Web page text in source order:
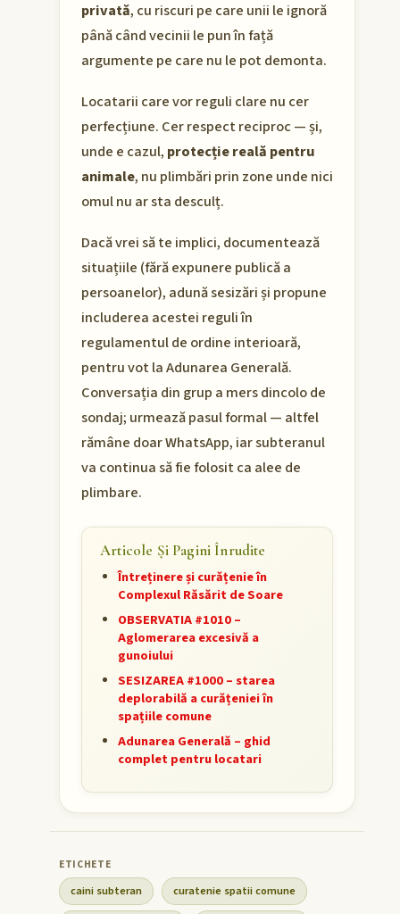
privată, cu riscuri pe care unii le ignoră
până când vecinii le pun în față
argumente pe care nu le pot demonta.
Locatarii care vor reguli clare nu cer
perfecțiune. Cer respect reciproc — și,
unde e cazul, protecție reală pentru
animale, nu plimbări prin zone unde nici
omul nu ar sta desculț.
Dacă vrei să te implici, documentează
situațiile (fără expunere publică a
persoanelor), adună sesizări și propune
includerea acestei reguli în
regulamentul de ordine interioară,
pentru vot la Adunarea Generală.
Conversația din grup a mers dincolo de
sondaj; urmează pasul formal — altfel
rămâne doar WhatsApp, iar subteranul
va continua să fie folosit ca alee de
plimbare.
Articole Și Pagini Înrudite
Întreținere și curățenie în
Complexul Răsărit de Soare
OBSERVATIA #1010 –
Aglomerarea excesivă a
gunoiului
SESIZAREA #1000 – starea
deplorabilă a curățeniei în
spațiile comune
Adunarea Generală – ghid
complet pentru locatari
caini subteran curatenie spatii comune